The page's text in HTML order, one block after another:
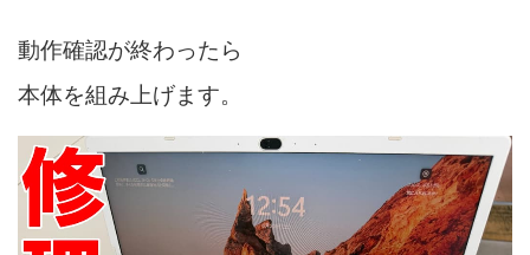
動作確認が終わったら
本体を組み上げます。